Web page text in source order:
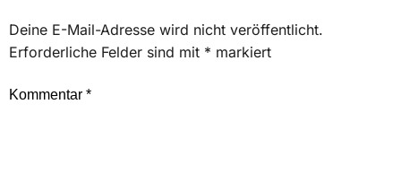
Deine E-Mail-Adresse wird nicht veröffentlicht.
Erforderliche Felder sind mit * markiert
Kommentar *